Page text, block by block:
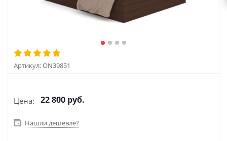
Артикул:ON39851
Цена: 22 800 руб.
Нашли дешевле?